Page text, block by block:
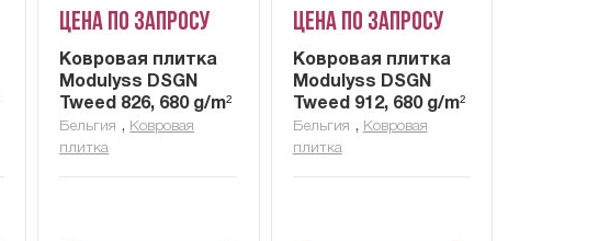
Цена по запросу
Ковровая плитка
Modulyss DSGN
Tweed 826, 680 g/m²
Бельгия , Ковровая
плитка
Цена по запросу
Ковровая плитка
Modulyss DSGN
Tweed 912, 680 g/m²
Бельгия , Ковровая
плитка